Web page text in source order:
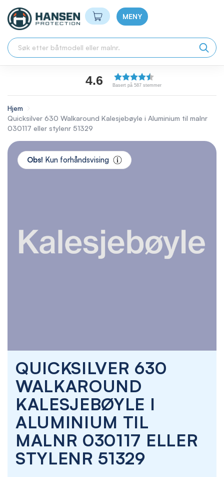
Min handlekurv
MENY
4.6 Basert på 587 stemmer
Hjem
Quicksilver 630 Walkaround Kalesjebøyle i Aluminium til malnr
030117 eller stylenr 51329
QUICKSILVER 630
WALKAROUND
KALESJEBØYLE I
ALUMINIUM TIL
MALNR 030117 ELLER
STYLENR 51329
Skip
Obs! Kun forhåndsvising
the
beginning
images
gallery